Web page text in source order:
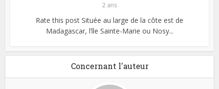
2 ans
Rate this post Située au large de la côte est de
Madagascar, l’île Sainte-Marie ou Nosy...
Concernant l'auteur